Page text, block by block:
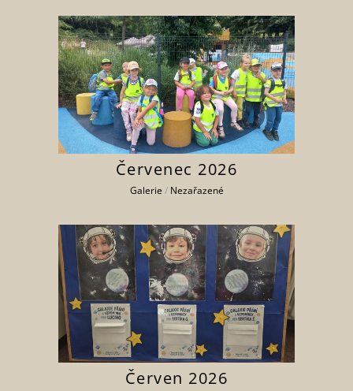
Červenec 2026
Galerie / Nezařazené
Červen 2026